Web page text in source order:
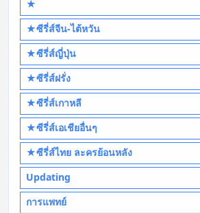
★
★ซีรี่ส์จีน-ไต้หวัน
★ซีรี่ส์ญี่ปุ่น
★ซีรี่ส์ฝรั่ง
★ซีรี่ส์เกาหลี
★ซีรี่ส์เอเชียอื่นๆ
★ซีรี่ส์ไทย ละครย้อนหลัง
Updating
การแพทย์